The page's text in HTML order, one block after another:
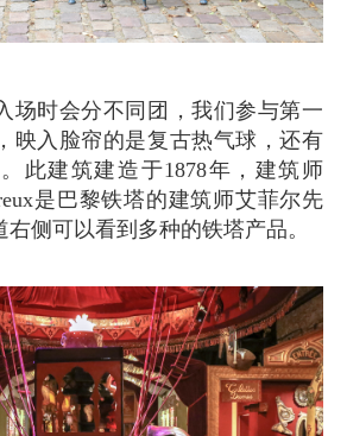
映入脸帘的是复古热气球，还有
此建筑建造于1878年，建筑师
是巴黎铁塔的建筑师艾菲尔先
侧可以看到多种的铁塔产品。